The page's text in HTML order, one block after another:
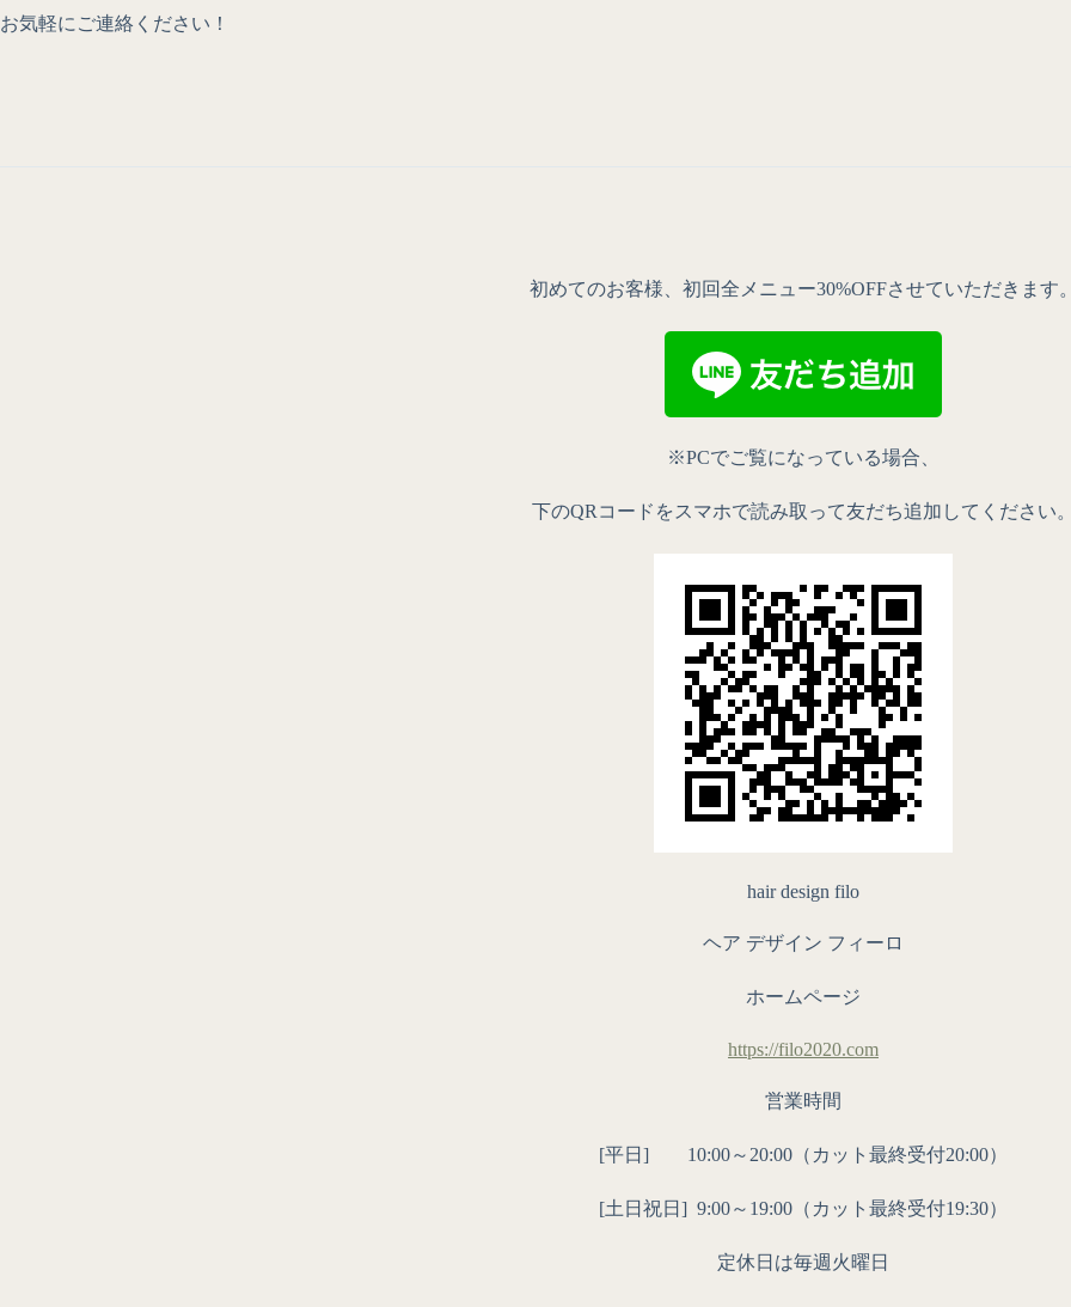
お気軽にご連絡ください！
初めてのお客様、初回全メニュー30%OFFさせていただきます
※PCでご覧になっている場合、
下のQRコードをスマホで読み取って友だち追加してください
hair design filo
ヘア デザイン フィーロ
ホームページ
https://filo2020.com
営業時間
[平日] 10:00～20:00（カット最終受付20:00）
[土日祝日] 9:00～19:00（カット最終受付19:30）
定休日は毎週火曜日